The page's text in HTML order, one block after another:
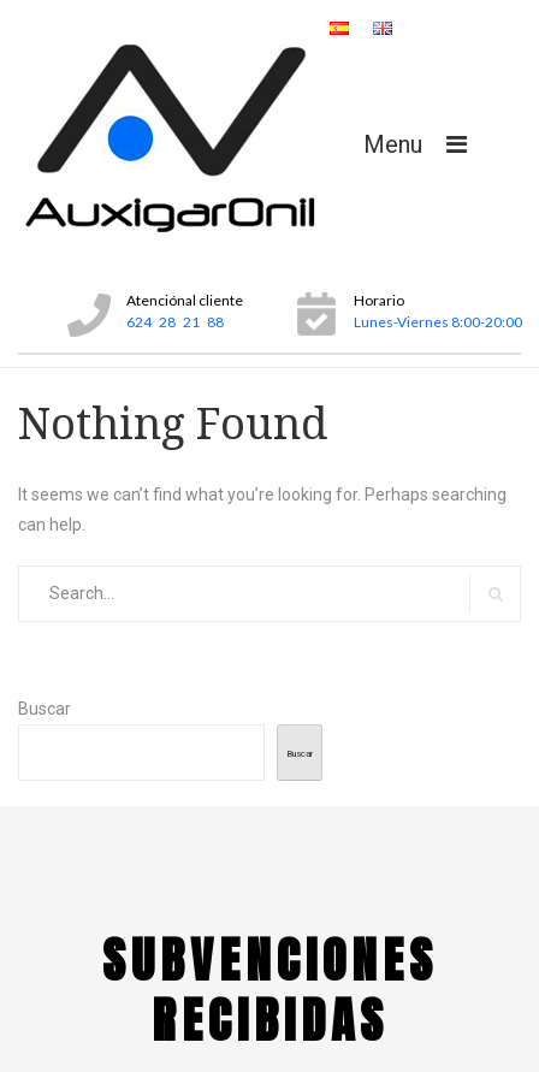
Atenciónal cliente
624 28 21 88
Horario
Lunes-Viernes 8:00-20:00
Menu
Nothing Found
It seems we can’t find what you’re looking for. Perhaps searching
can help.
Buscar
Buscar
SUBVENCIONES
RECIBIDAS